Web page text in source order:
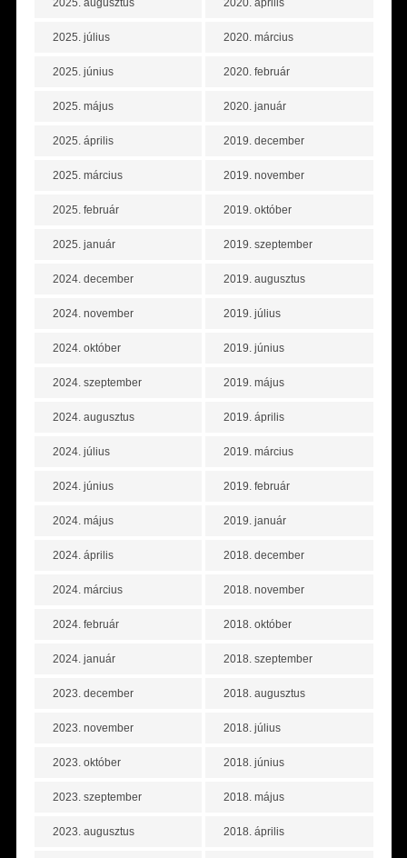
2025. augusztus
2025. július
2025. június
2025. május
2025. április
2025. március
2025. február
2025. január
2024. december
2024. november
2024. október
2024. szeptember
2024. augusztus
2024. július
2024. június
2024. május
2024. április
2024. március
2024. február
2024. január
2023. december
2023. november
2023. október
2023. szeptember
2023. augusztus
2020. április
2020. március
2020. február
2020. január
2019. december
2019. november
2019. október
2019. szeptember
2019. augusztus
2019. július
2019. június
2019. május
2019. április
2019. március
2019. február
2019. január
2018. december
2018. november
2018. október
2018. szeptember
2018. augusztus
2018. július
2018. június
2018. május
2018. április